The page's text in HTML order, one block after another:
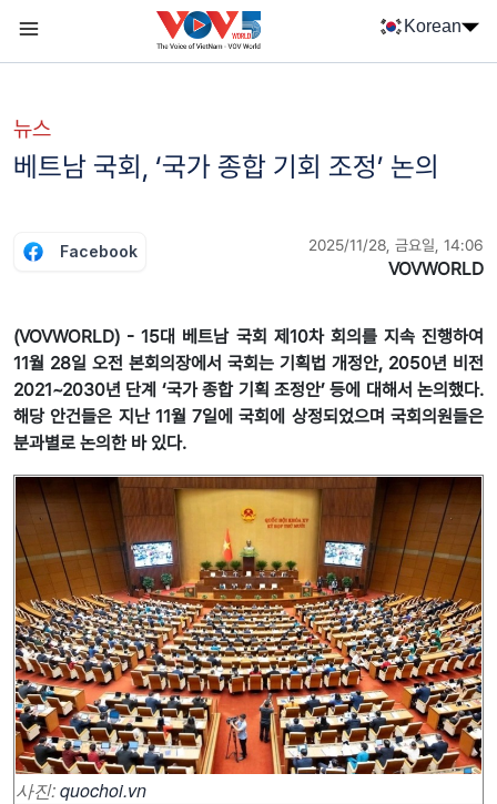
Korean
뉴스
베트남 국회, ‘국가 종합 기회 조정’ 논의
Facebook 2025/11/28, 금요일, 14:06
VOVWORLD
(VOVWORLD) - 15대 베트남 국회 제10차 회의를 지속 진행하여
11월 28일 오전 본회의장에서 국회는 기획법 개정안, 2050년 비전
2021~2030년 단계 ‘국가 종합 기획 조정안’ 등에 대해서 논의했다.
해당 안건들은 지난 11월 7일에 국회에 상정되었으며 국회의원들은
분과별로 논의한 바 있다.
사진:quochoi.vn